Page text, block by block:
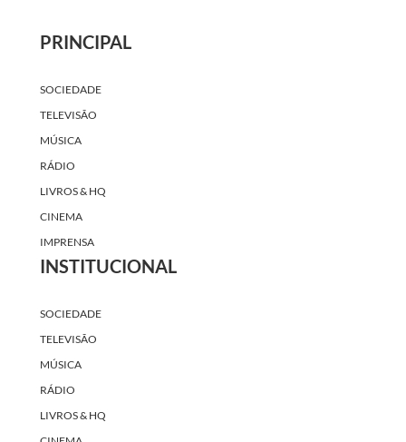
PRINCIPAL
SOCIEDADE
TELEVISÃO
MÚSICA
RÁDIO
LIVROS & HQ
CINEMA
IMPRENSA
INSTITUCIONAL
SOCIEDADE
TELEVISÃO
MÚSICA
RÁDIO
LIVROS & HQ